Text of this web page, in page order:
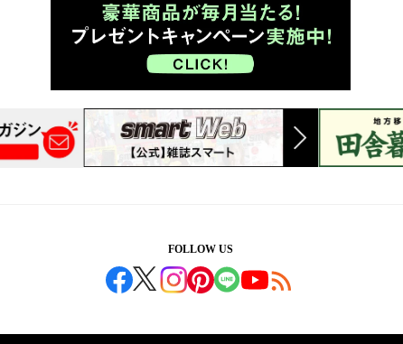
FOLLOW US